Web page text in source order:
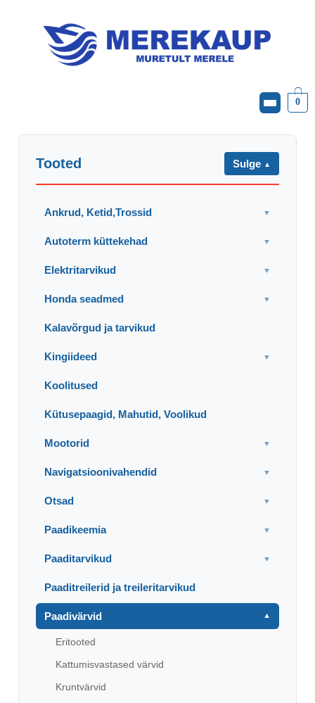
0
Tooted Sulge ▼
Ankrud, Ketid,Trossid ▼
Autoterm küttekehad ▼
Elektritarvikud ▼
Honda seadmed ▼
Kalavõrgud ja tarvikud
Kingiideed ▼
Koolitused
Kütusepaagid, Mahutid, Voolikud
Mootorid ▼
Navigatsioonivahendid ▼
Otsad ▼
Paadikeemia ▼
Paaditarvikud ▼
Paaditreilerid ja treileritarvikud
Paadivärvid ▼
Eritooted
Kattumisvastased värvid
Kruntvärvid